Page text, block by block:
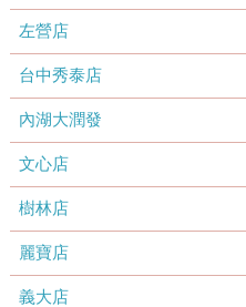
左營店
台中秀泰店
內湖大潤發
文心店
樹林店
麗寶店
義大店